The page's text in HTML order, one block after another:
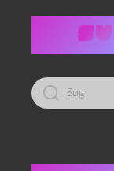
Led
efter: